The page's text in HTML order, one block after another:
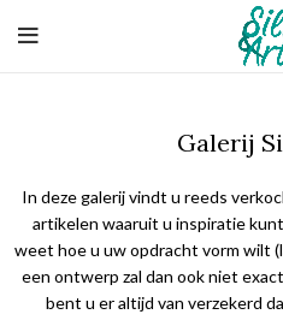
Galerij
In deze galerij vindt u reeds
artikelen waaruit u inspiratie
weet hoe u uw opdracht vorm wilt
een ontwerp zal dan ook niet
bent u er altijd van verzekerd